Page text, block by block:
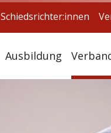
Schiedsrichter:innen
Ausbildung